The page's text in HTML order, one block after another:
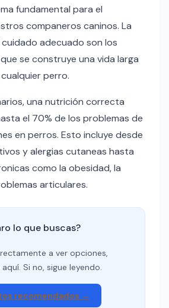
fundamental para el
companeros caninos. La
adecuado son los
se construye una vida larga
perro.
una nutrición correcta
el 70% de los problemas de
en perros. Esto incluye desde
y alergias cutaneas hasta
como la obesidad, la
articulares.
lo que buscas?
a ver opciones,
Si no, sigue leyendo.
recomendados →